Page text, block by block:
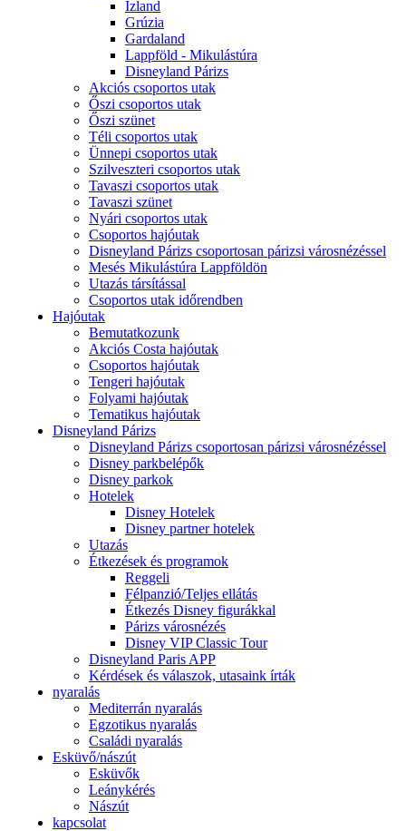
Izland
Grúzia
Gardaland
Lappföld - Mikulástúra
Disneyland Párizs
Akciós csoportos utak
Őszi csoportos utak
Őszi szünet
Téli csoportos utak
Ünnepi csoportos utak
Szilveszteri csoportos utak
Tavaszi csoportos utak
Tavaszi szünet
Nyári csoportos utak
Csoportos hajóutak
Disneyland Párizs csoportosan párizsi városnézéssel
Mesés Mikulástúra Lappföldön
Utazás társítással
Csoportos utak időrendben
Hajóutak
Bemutatkozunk
Akciós Costa hajóutak
Csoportos hajóutak
Tengeri hajóutak
Folyami hajóutak
Tematikus hajóutak
Disneyland Párizs
Disneyland Párizs csoportosan párizsi városnézéssel
Disney parkbelépők
Disney parkok
Hotelek
Disney Hotelek
Disney partner hotelek
Utazás
Étkezések és programok
Reggeli
Félpanzió/Teljes ellátás
Étkezés Disney figurákkal
Párizs városnézés
Disney VIP Classic Tour
Disneyland Paris APP
Kérdések és válaszok, utasaink írták
nyaralás
Mediterrán nyaralás
Egzotikus nyaralás
Családi nyaralás
Esküvő/nászút
Esküvők
Leánykérés
Nászút
kapcsolat